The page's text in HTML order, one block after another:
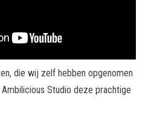
die wij zelf hebben opgenomen
Studio deze prachtige